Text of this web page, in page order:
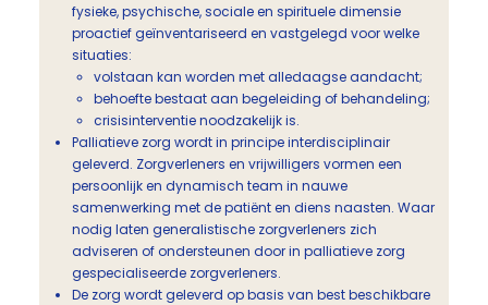
fysieke, psychische, sociale en spirituele dimensie
proactief geïnventariseerd en vastgelegd voor welke
situaties:
volstaan kan worden met alledaagse aandacht;
behoefte bestaat aan begeleiding of behandeling;
crisisinterventie noodzakelijk is.
Palliatieve zorg wordt in principe interdisciplinair
geleverd. Zorgverleners en vrijwilligers vormen een
persoonlijk en dynamisch team in nauwe
samenwerking met de patiënt en diens naasten. Waar
nodig laten generalistische zorgverleners zich
adviseren of ondersteunen door in palliatieve zorg
gespecialiseerde zorgverleners.
De zorg wordt geleverd op basis van best beschikbare